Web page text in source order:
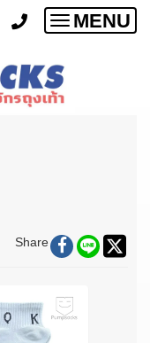
Toggle
MENU
Share